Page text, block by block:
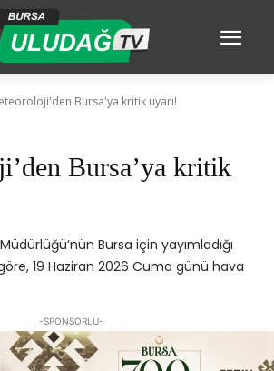
Bursa'ya kritik uyarı!
Bursa’ya kritik
Bursa için yayımladığı
19 Haziran 2026 Cuma günü hava
-SPONSORLU-